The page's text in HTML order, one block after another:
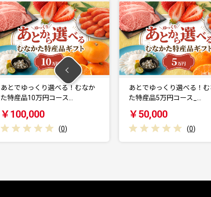
選べる！むなか
コース…
( 0)
あとでゆっくり選べる！むなか
た特産品5万円コース_…
( 0)